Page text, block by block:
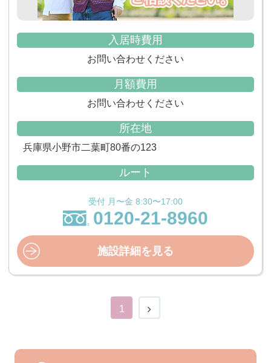
入居時費用
お問い合わせください
月額費用
お問い合わせください
所在地
兵庫県小野市二葉町80番の123
ルート
受付 月〜金 8:30〜17:00
0120-21-8960
施設詳細を見る
1